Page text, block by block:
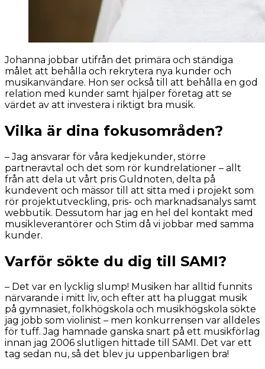
Johanna jobbar utifrån det primära och ständiga
målet att behålla och rekrytera nya kunder och
musikanvändare. Hon ser också till att behålla en god
relation med kunder samt hjälper företag att se
värdet av att investera i riktigt bra musik.
Vilka är dina fokusområden?
– Jag ansvarar för våra kedjekunder, större
partneravtal och det som rör kundrelationer – allt
från att dela ut vårt pris Guldnoten, delta på
kundevent och mässor till att sitta med i projekt som
rör projektutveckling, pris- och marknadsanalys samt
webbutik. Dessutom har jag en hel del kontakt med
musikleverantörer och Stim då vi jobbar med samma
kunder.
Varför sökte du dig till SAMI?
– Det var en lycklig slump! Musiken har alltid funnits
närvarande i mitt liv, och efter att ha pluggat musik
på gymnasiet, folkhögskola och musikhögskola sökte
jag jobb som violinist – men konkurrensen var alldeles
för tuff. Jag hamnade ganska snart på ett musikförlag
innan jag 2006 slutligen hittade till SAMI. Det var ett
tag sedan nu, så det blev ju uppenbarligen bra!